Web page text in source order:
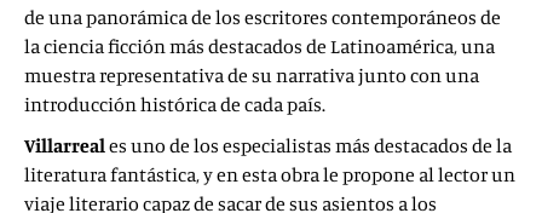
de una panorámica de los escritores contemporáneos de
la ciencia ficción más destacados de Latinoamérica, una
muestra representativa de su narrativa junto con una
introducción histórica de cada país.
Villarreales uno de los especialistas más destacados de la
literatura fantástica, y en esta obra le propone al lector un
viaje literario capaz de sacar de sus asientos a los